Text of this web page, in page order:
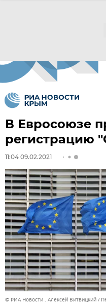
В Евросоюзе
регистрацию
11:04 09.02.2021
© РИА Новости . Алексей Витвицкий